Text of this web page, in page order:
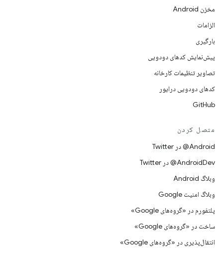
مخزن Android
الزامات
بارگیری
پیش‌نمایش کدهای دودویی
تصاویر تنظیمات کارخانه
کدهای دودویی درایور
GitHub
متصل کردن
Android@ در Twitter
AndroidDev@ در Twitter
وبلاگ Android
وبلاگ امنیت Google
پلتفورم در «گروه‌های Google»
ساخت در «گروه‌های Google»
انتقال‌پذیری در «گروه‌های Google»